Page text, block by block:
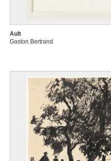
Ault
Gaston Bertrand